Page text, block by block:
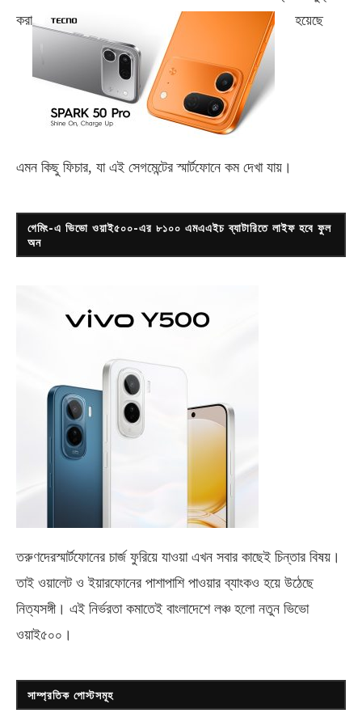
করা
হয়েছে
এমন কিছু ফিচার, যা এই সেগমেন্টের স্মার্টফোনে কম দেখা যায়।
গেমিং-এ ভিভো ওয়াই৫০০-এর ৮১০০ এমএএইচ ব্যাটারিতে লাইফ হবে ফুল
অন
তরুণদেরস্মার্টফোনের চার্জ ফুরিয়ে যাওয়া এখন সবার কাছেই চিন্তার বিষয়।
তাই ওয়ালেট ও ইয়ারফোনের পাশাপাশি পাওয়ার ব্যাংকও হয়ে উঠেছে
নিত্যসঙ্গী। এই নির্ভরতা কমাতেই বাংলাদেশে লঞ্চ হলো নতুন ভিভো
ওয়াই৫০০ ।
সাম্প্রতিক পোস্টসমূহ